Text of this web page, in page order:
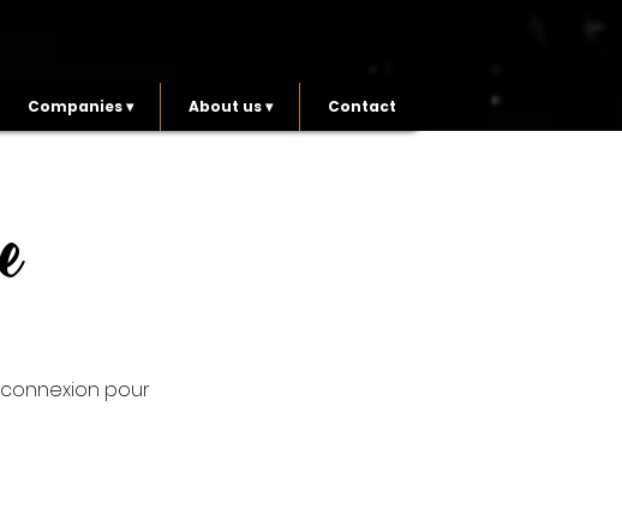
Companies ▾ About us ▾ Contact
pour